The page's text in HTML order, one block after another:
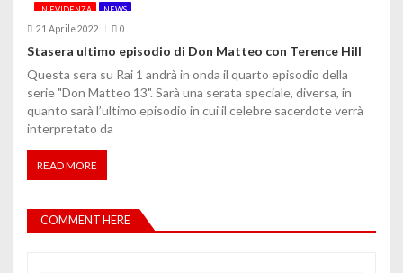
IN EVIDENZA NEWS
21 Aprile 2022 0
Stasera ultimo episodio di Don Matteo con Terence Hill
Questa sera su Rai 1 andrà in onda il quarto episodio della
serie "Don Matteo 13". Sarà una serata speciale, diversa, in
quanto sarà l’ultimo episodio in cui il celebre sacerdote verrà
interpretato da
READ MORE
COMMENT HERE